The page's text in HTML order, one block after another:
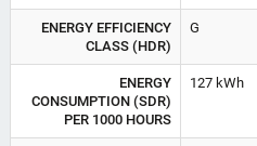
ENERGY EFFICIENCY
CLASS (HDR)
G
ENERGY
CONSUMPTION (SDR)
PER 1000 HOURS
127 kWh